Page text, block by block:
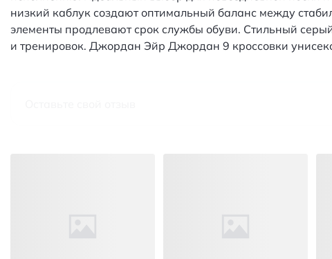
низкий каблук создают оптимальный баланс между
элементы продлевают срок службы обуви. Стильный
и тренировок. Джордан Эйр Джордан 9 кроссовки